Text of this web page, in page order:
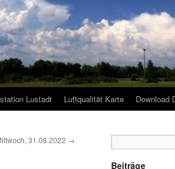
Lustadt Luftqualität Karte Download
31.08.2022 →
Beiträge